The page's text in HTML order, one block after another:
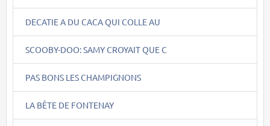
DECATIE A DU CACA QUI COLLE AU
SCOOBY-DOO: SAMY CROYAIT QUE C
PAS BONS LES CHAMPIGNONS
LA BÊTE DE FONTENAY